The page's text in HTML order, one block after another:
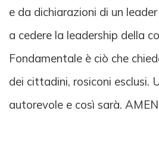
e da dichiarazioni di un
a cedere la leadership della
Fondamentale è ciò che
dei cittadini, rosiconi esclusi.
autorevole e così sarà.